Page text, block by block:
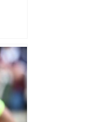
dans
–